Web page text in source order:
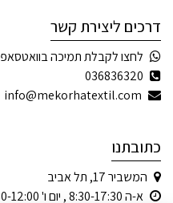
דרכים ליצירת קשר
לחצו לקבלת תמיכה בוואטסאפ
036836320
info@mekorhatextil.com
כתובתנו
המשביר 17, תל אביב
א-ה 8:30-17:30 , יום ו' 8:30-12:00